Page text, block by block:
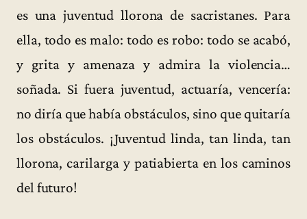
es una juventud llorona de sacristanes. Para
ella, todo es malo: todo es robo: todo se acabó,
y grita y amenaza y admira la violencia…
soñada. Si fuera juventud, actuaría, vencería:
no diría que había obstáculos, sino que quitaría
los obstáculos. ¡Juventud linda, tan linda, tan
llorona, carilarga y patiabierta en los caminos
del futuro!